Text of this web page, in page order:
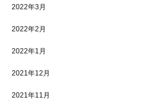
2022年3月
2022年2月
2022年1月
2021年12月
2021年11月